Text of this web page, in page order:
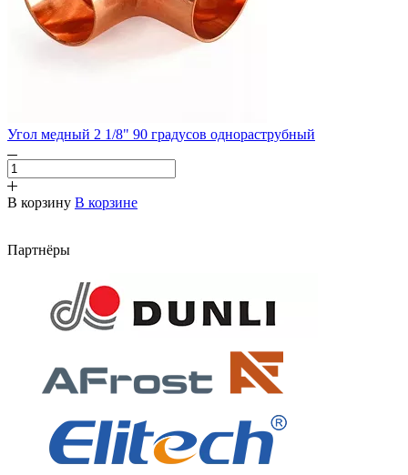
Угол медный 2 1/8" 90 градусов однораструбный
В корзину В корзине
Партнёры